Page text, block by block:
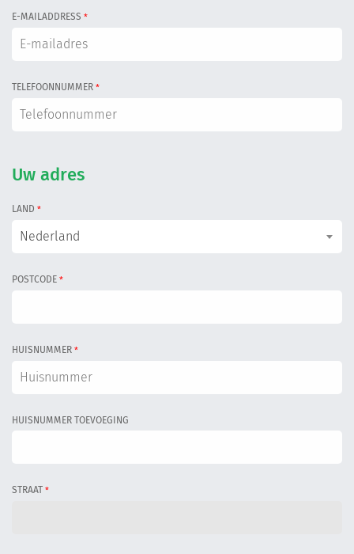
E-MAILADDRESS *
TELEFOONNUMMER *
Uw adres
LAND *
Nederland
POSTCODE *
HUISNUMMER *
HUISNUMMER TOEVOEGING
STRAAT *